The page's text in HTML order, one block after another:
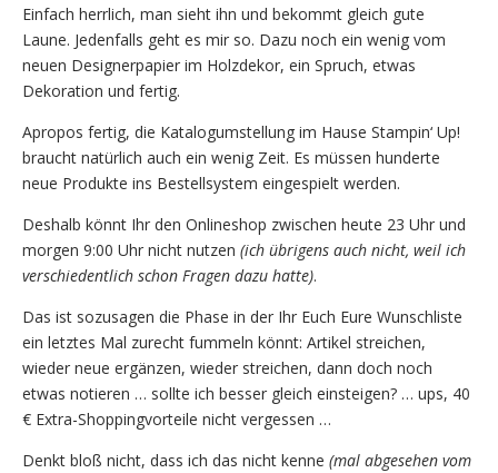
Einfach herrlich, man sieht ihn und bekommt gleich gute
Laune. Jedenfalls geht es mir so. Dazu noch ein wenig vom
neuen Designerpapier im Holzdekor, ein Spruch, etwas
Dekoration und fertig.
Apropos fertig, die Katalogumstellung im Hause Stampin‘ Up!
braucht natürlich auch ein wenig Zeit. Es müssen hunderte
neue Produkte ins Bestellsystem eingespielt werden.
Deshalb könnt Ihr den Onlineshop zwischen heute 23 Uhr und
morgen 9:00 Uhr nicht nutzen (ich übrigens auch nicht, weil ich
verschiedentlich schon Fragen dazu hatte).
Das ist sozusagen die Phase in der Ihr Euch Eure Wunschliste
ein letztes Mal zurecht fummeln könnt: Artikel streichen,
wieder neue ergänzen, wieder streichen, dann doch noch
etwas notieren … sollte ich besser gleich einsteigen? … ups, 40
€ Extra-Shoppingvorteile nicht vergessen …
Denkt bloß nicht, dass ich das nicht kenne (mal abgesehen vom